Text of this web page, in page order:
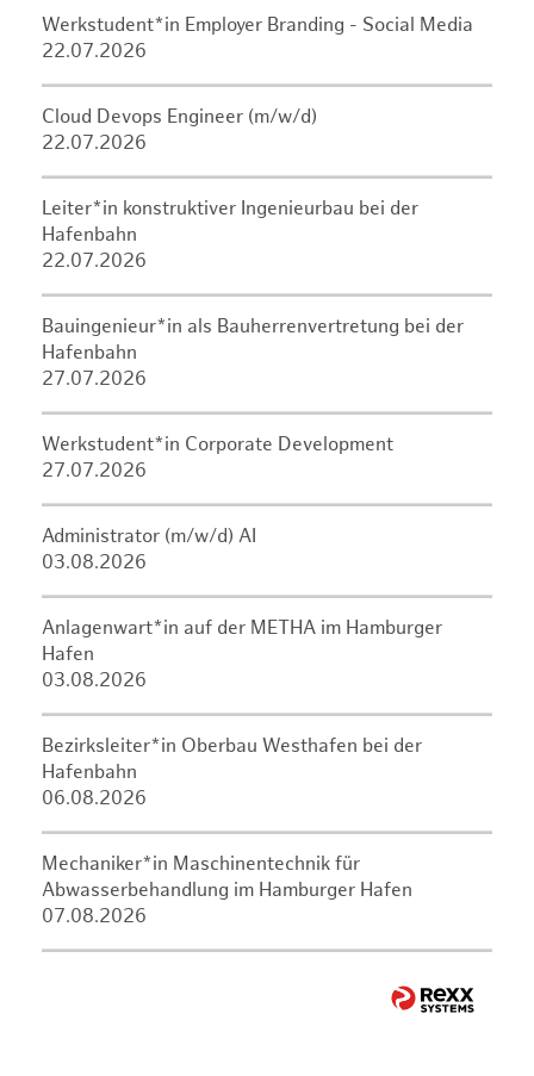
Werkstudent*in Employer Branding - Social Media
22.07.2026
Cloud Devops Engineer (m/w/d)
22.07.2026
Leiter*in konstruktiver Ingenieurbau bei der
Hafenbahn
22.07.2026
Bauingenieur*in als Bauherrenvertretung bei der
Hafenbahn
27.07.2026
Werkstudent*in Corporate Development
27.07.2026
Administrator (m/w/d) AI
03.08.2026
Anlagenwart*in auf der METHA im Hamburger
Hafen
03.08.2026
Bezirksleiter*in Oberbau Westhafen bei der
Hafenbahn
06.08.2026
Mechaniker*in Maschinentechnik für
Abwasserbehandlung im Hamburger Hafen
07.08.2026